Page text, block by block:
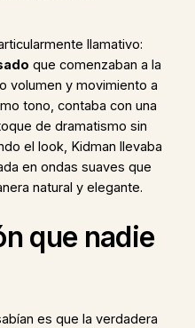
llamativo:
que comenzaban a la
volumen y movimiento a
tono, contaba con una
de dramatismo sin
el look, Kidman llevaba
en ondas suaves que
natural y elegante.
que nadie
es que la verdadera